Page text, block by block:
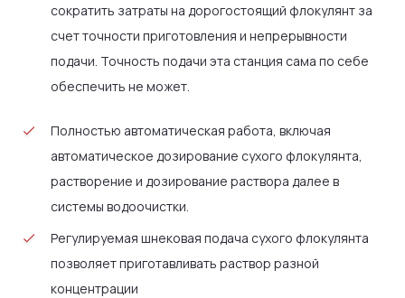
сократить затраты на дорогостоящий флокулянт за
счет точности приготовления и непрерывности
подачи. Точность подачи эта станция сама по себе
обеспечить не может.
Полностью автоматическая работа, включая
автоматическое дозирование cyxoгo флокулянта,
растворение и дозирование раствора далее в
системы водоочистки.
Регулируемая шнековая подача cyxoгo флокулянта
позволяет приготавливать раствор разной
концентрации